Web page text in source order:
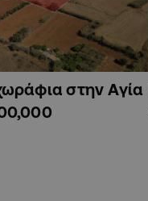
στην Αγία